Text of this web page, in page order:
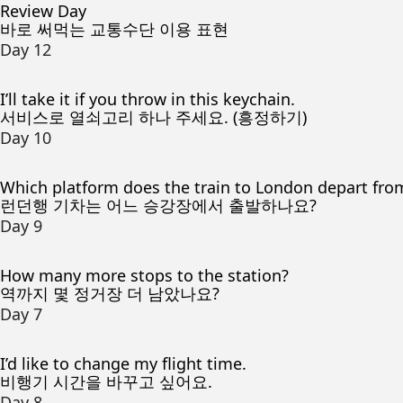
Review Day
바로 써먹는 교통수단 이용 표현
Day 12
I’ll take it if you throw in this keychain.
서비스로 열쇠고리 하나 주세요. (흥정하기)
Day 10
Which platform does the train to London depart
런던행 기차는 어느 승강장에서 출발하나요?
Day 9
How many more stops to the station?
역까지 몇 정거장 더 남았나요?
Day 7
I’d like to change my flight time.
비행기 시간을 바꾸고 싶어요.